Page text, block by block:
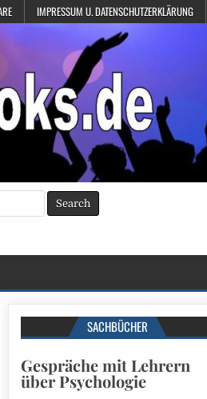
IMPRESSUM U. DATENSCHUTZERKLÄRUNG
SACHBÜCHER
Gespräche mit Lehrern
über Psychologie